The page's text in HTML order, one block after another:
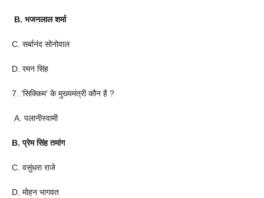
B. भजनलाल शर्मा
C. सर्बानंद सोनोवाल
D. रमन सिंह
7. ‘सिक्किम’ के मुख्यमंत्री कौन है ?
A. पलानीस्वामी
B. प्रेम सिंह तमांग
C. वसुंधरा राजे
D. मोहन भागवत